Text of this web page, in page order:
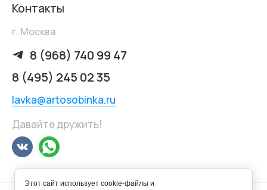
Контакты
г. Москва
8 (968) 740 99 47
8 (495) 245 02 35
lavka@artosobinka.ru
Давайте дружить!
Этот сайт использует cookie-файлы и